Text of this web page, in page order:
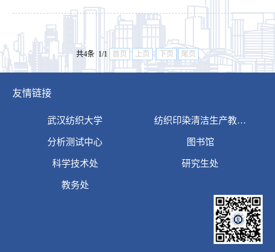
共4条 1/1 首页 上页 下页 尾页
友情链接
武汉纺织大学 纺织印染清洁生产教…
分析测试中心 图书馆
科学技术处 研究生处
教务处